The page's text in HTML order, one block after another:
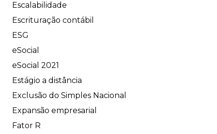
Escalabilidade
Escrituração contábil
ESG
eSocial
eSocial 2021
Estágio a distância
Exclusão do Simples Nacional
Expansão empresarial
Fator R